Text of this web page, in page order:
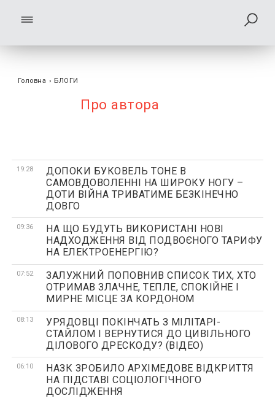
Головна › БЛОГИ
Про автора
19:28
ДОПОКИ БУКОВЕЛЬ ТОНЕ В
САМОВДОВОЛЕННІ НА ШИРОКУ НОГУ –
ДОТИ ВІЙНА ТРИВАТИМЕ БЕЗКІНЕЧНО
ДОВГО
09:36
НА ЩО БУДУТЬ ВИКОРИСТАНІ НОВІ
НАДХОДЖЕННЯ ВІД ПОДВОЄНОГО ТАРИФУ
НА ЕЛЕКТРОЕНЕРГІЮ?
07:52
ЗАЛУЖНИЙ ПОПОВНИВ СПИСОК ТИХ, ХТО
ОТРИМАВ ЗЛАЧНЕ, ТЕПЛЕ, СПОКІЙНЕ І
МИРНЕ МІСЦЕ ЗА КОРДОНОМ
08:13
УРЯДОВЦІ ПОКІНЧАТЬ З МІЛІТАРІ-
СТАЙЛОМ І ВЕРНУТИСЯ ДО ЦИВІЛЬНОГО
ДІЛОВОГО ДРЕСКОДУ? (ВІДЕО)
06:10
НАЗК ЗРОБИЛО АРХІМЕДОВЕ ВІДКРИТТЯ
НА ПІДСТАВІ СОЦІОЛОГІЧНОГО
ДОСЛІДЖЕННЯ